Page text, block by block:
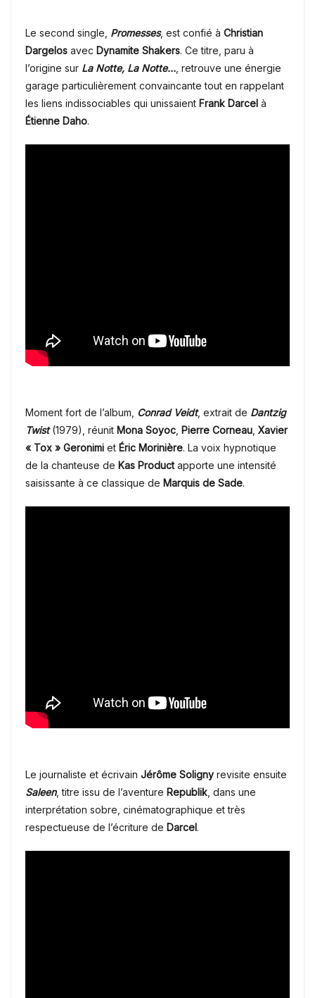
Le second single, Promesses, est confié à Christian
Dargelos avec Dynamite Shakers. Ce titre, paru à
l’origine sur La Notte, La Notte… , retrouve une énergie
garage particulièrement convaincante tout en rappelant
les liens indissociables qui unissaient Frank Darcel à
Étienne Daho.
Moment fort de l’album, Conrad Veidt, extrait de Dantzig
Twist(1979), réunit Mona Soyoc Pierre Corneau Xavier
« Tox » Geronimi et Éric Morinière. La voix hypnotique
de la chanteuse de Kas Productapporte une intensité
saisissante à ce classique de Marquis de Sade.
Le journaliste et écrivain Jérôme Soligny revisite ensuite
Saleen, titre issu de l’aventure Republik , dans une
interprétation sobre, cinématographique et très
respectueuse de l’écriture de Darcel.